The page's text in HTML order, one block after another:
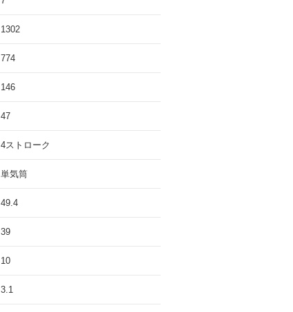
1302
774
146
47
4ストローク
単気筒
49.4
39
10
3.1